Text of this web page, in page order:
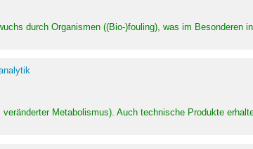
durch Organismen ((Bio-)fouling), was im Besonderen
Metabolismus). Auch technische Produkte